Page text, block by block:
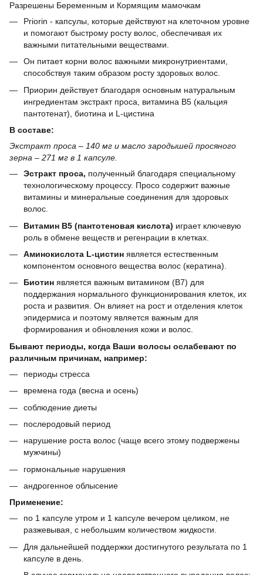
Разрешены Беременным и Кормящим мамочкам
Priorin - капсулы, которые действуют на клеточном уровне
и помогают быстрому росту волос, обеспечивая их
важными питательными веществами.
Он питает корни волос важными микронутриентами,
способствуя таким образом росту здоровых волос.
Приорин действует благодаря основным натуральным
ингредиентам экстракт проса, витамина В5 (кальция
пантотенат), биотина и L-цистина
В составе:
Экстракт проса – 140 мг и масло зародышей просяного
зерна – 271 мг в 1 капсуле.
Эстракт проса, полученный благодаря специальному
технологическому процессу. Просо содержит важные
витамины и минеральные соединения для здоровых
волос.
Витамин B5 (пантотеновая кислота) играет ключевую
роль в обмене веществ и регенрации в клетках.
Аминокислота L-цистин является естественным
компонентом основного вещества волос (кератина).
Биотин является важным витамином (В7) для
поддержания нормального функционирования клеток, их
роста и развития. Он влияет на рост и отделения клеток
эпидермиса и поэтому является важным для
формирования и обновления кожи и волос.
Бывают периоды, когда Ваши волосы ослабевают по
различным причинам, например:
периоды стресса
времена года (весна и осень)
соблюдение диеты
послеродовый период
нарушение роста волос (чаще всего этому подвержены
мужчины)
гормональные нарушения
андрогенное облысение
Применение:
по 1 капсуле утром и 1 капсуле вечером целиком, не
разжевывая, с небольшим количеством жидкости.
Для дальнейшей поддержки достигнутого результата по 1
капсуле в день.